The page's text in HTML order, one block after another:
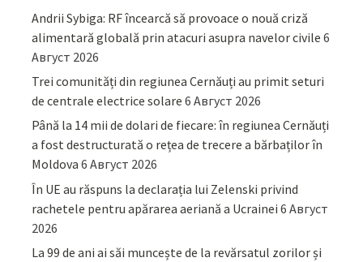
Andrii Sybiga: RF încearcă să provoace o nouă criză
alimentară globală prin atacuri asupra navelor civile 6
Август 2026
Trei comunități din regiunea Cernăuți au primit seturi
de centrale electrice solare 6 Август 2026
Până la 14 mii de dolari de fiecare: în regiunea Cernăuți
a fost destructurată o rețea de trecere a bărbaților în
Moldova 6 Август 2026
În UE au răspuns la declarația lui Zelenski privind
rachetele pentru apărarea aeriană a Ucrainei 6 Август
2026
La 99 de ani ai săi muncește de la revărsatul zorilor și